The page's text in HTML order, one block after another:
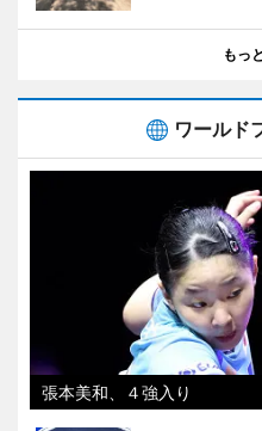
もっ
ワールド
張本美和、４強入り